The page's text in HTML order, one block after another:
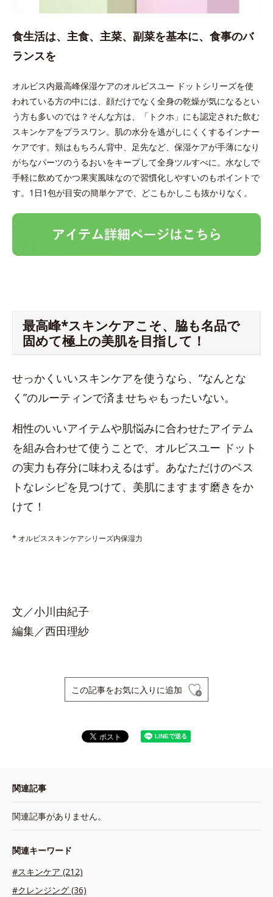
食生活は、主食、主菜、副菜を基本に、食事のバ
ランスを
オルビス内最高峰保湿ケアのオルビスユー ドットシリーズを使
われている方の中には、顔だけでなく全身の乾燥が気になるとい
う方も多いのでは？そんな方は、「トクホ」にも認定された飲む
スキンケアをプラスワン。肌の水分を逃がしにくくするインナー
ケアです。頬はもちろん背中、足先など、保湿ケアが手薄になり
がちなパーツのうるおいをキープして全身ツルすべに。水なしで
手軽に飲めてかつ果実風味なので習慣化しやすいのもポイントで
す。1日1包が目安の簡単ケアで、どこもかしこも抜かりなく。
最高峰*スキンケアこそ、脇も名品で
固めて極上の美肌を目指して！
せっかくいいスキンケアを使うなら、“なんとな
く”のルーティンで済ませちゃもったいない。
相性のいいアイテムや肌悩みに合わせたアイテム
を組み合わせて使うことで、オルビスユー ドット
の実力も存分に味わえるはず。あなただけのベス
トなレシピを見つけて、美肌にますます磨きをか
けて！
* オルビススキンケアシリーズ内保湿力
文／小川由紀子
編集／西田理紗
この記事をお気に入りに追加
関連記事
関連記事がありません。
関連キーワード
#スキンケア (212)
#クレンジング (36)